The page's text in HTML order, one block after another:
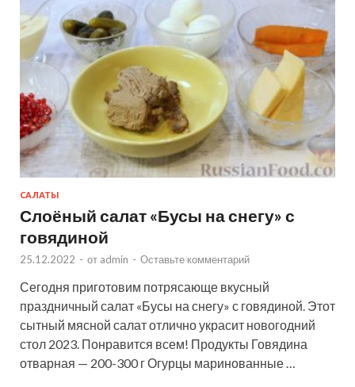
САЛАТЫ
Слоёный салат «Бусы на снегу» с
говядиной
25.12.2022 - от admin - Оставьте комментарий
Сегодня приготовим потрясающе вкусный
праздничный салат «Бусы на снегу» с говядиной. Этот
сытный мясной салат отлично украсит новогодний
стол 2023. Понравится всем! Продукты Говядина
отварная — 200-300 г Огурцы маринованные …